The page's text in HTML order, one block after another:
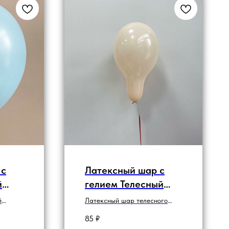
Латексный шар с
гелием Телесный
"Пастель"
Латексный шар телесного
85 ₽